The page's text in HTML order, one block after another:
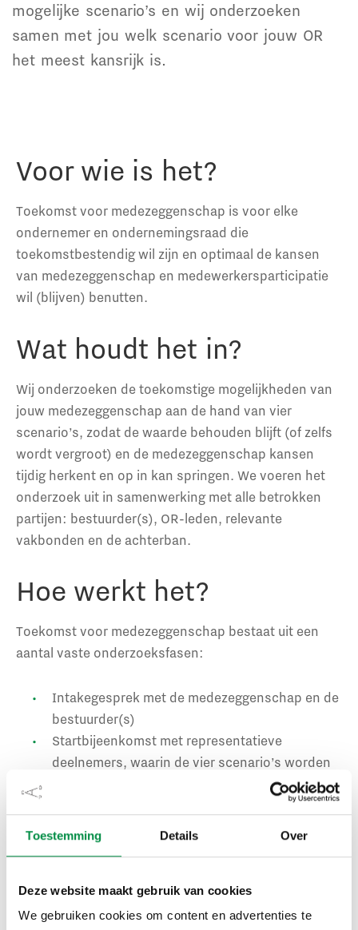
Toestemming Details Over
Deze website maakt gebruik van cookies
We gebruiken cookies om content en advertenties te
mogelijke scenario’s en wij onderzoeken
samen met jou welk scenario voor jouw OR
het meest kansrijk is.
Voor wie is het?
Toekomst voor medezeggenschap is voor elke
ondernemer en ondernemingsraad die
toekomstbestendig wil zijn en optimaal de kansen
van medezeggenschap en medewerkersparticipatie
wil (blijven) benutten.
Wat houdt het in?
Wij onderzoeken de toekomstige mogelijkheden van
jouw medezeggenschap aan de hand van vier
scenario’s, zodat de waarde behouden blijft (of zelfs
wordt vergroot) en de medezeggenschap kansen
tijdig herkent en op in kan springen. We voeren het
onderzoek uit in samenwerking met alle betrokken
partijen: bestuurder(s), OR-leden, relevante
vakbonden en de achterban.
Hoe werkt het?
Toekomst voor medezeggenschap bestaat uit een
aantal vaste onderzoeksfasen:
Intakegesprek met de medezeggenschap en de
bestuurder(s)
Startbijeenkomst met representatieve
deelnemers, waarin de vier scenario’s worden
voorgelegd en tafelgesprekken worden gevoerd
onder medewerkers, waarin we onderzoeken
medezeggenschap
Uitvoeren van een serie interviews met